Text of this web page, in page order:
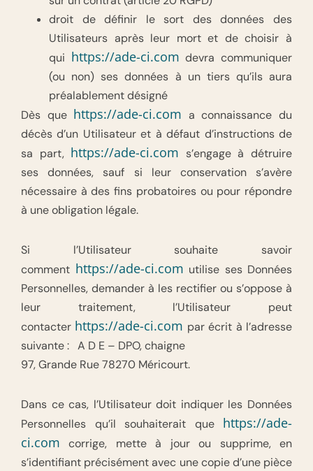
droit de définir le sort des données des
Utilisateurs après leur mort et de choisir à
qui https://ade-ci.com devra communiquer
(ou non) ses données à un tiers qu’ils aura
préalablement désigné
Dès que https://ade-ci.com a connaissance du
décès d’un Utilisateur et à défaut d’instructions de
sa part, https://ade-ci.com s’engage à détruire
ses données, sauf si leur conservation s’avère
nécessaire à des fins probatoires ou pour répondre
à une obligation légale.
Si l’Utilisateur souhaite savoir
comment https://ade-ci.com utilise ses Données
Personnelles, demander à les rectifier ou s’oppose à
leur traitement, l’Utilisateur peut
contacter https://ade-ci.com par écrit à l’adresse
suivante : A D E – DPO, chaigne
97, Grande Rue 78270 Méricourt.
Dans ce cas, l’Utilisateur doit indiquer les Données
Personnelles qu’il souhaiterait que https://ade-
ci.com corrige, mette à jour ou supprime, en
s’identifiant précisément avec une copie d’une pièce